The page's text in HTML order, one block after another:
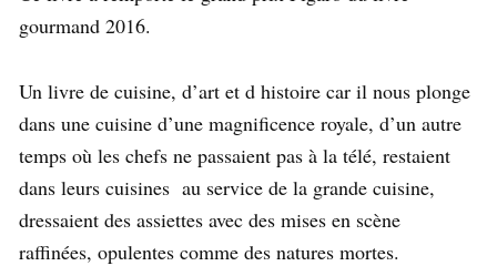
gourmand 2016.
Un livre de cuisine, d’art et d histoire car il nous plonge
dans une cuisine d’une magnificence royale, d’un autre
temps où les chefs ne passaient pas à la télé, restaient
dans leurs cuisines au service de la grande cuisine,
dressaient des assiettes avec des mises en scène
raffinées, opulentes comme des natures mortes.